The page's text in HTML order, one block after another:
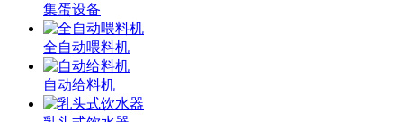
集蛋设备
全自动喂料机
自动给料机